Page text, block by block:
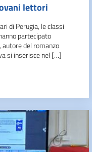
lettori
di Perugia, le classi
partecipato
autore del romanzo
si inserisce nel […]